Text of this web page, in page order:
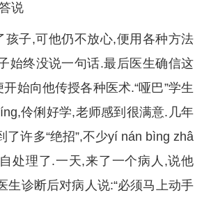
说
孩子,可他仍不放心,便用各种方法
始终没说一句话.最后医生确信这
开始向他传授各种医术.“哑巴”学生
伶俐好学,老师感到很满意.几年
了许多“绝招”,不少yí nán bìng zhâ
处理了.一天,来了一个病人,说他
生诊断后对病人说:“必须马上动手